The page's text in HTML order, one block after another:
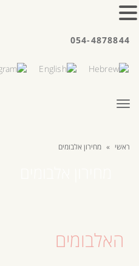
054-4878844
תפריט
ראשי » מחירון אלבומים
האלבומים